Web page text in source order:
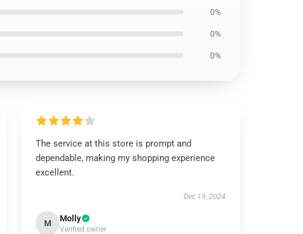
0%
0%
0%
The service at this store is prompt and
dependable, making my shopping experience
excellent.
Dec 19, 2024
M Molly
Verified owner